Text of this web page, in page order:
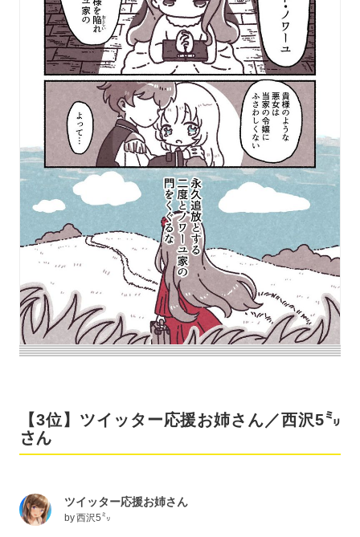
【3位】ツイッター応援お姉さん／西沢5㍉
さん
ツイッター応援お姉さん
by西沢5㍉